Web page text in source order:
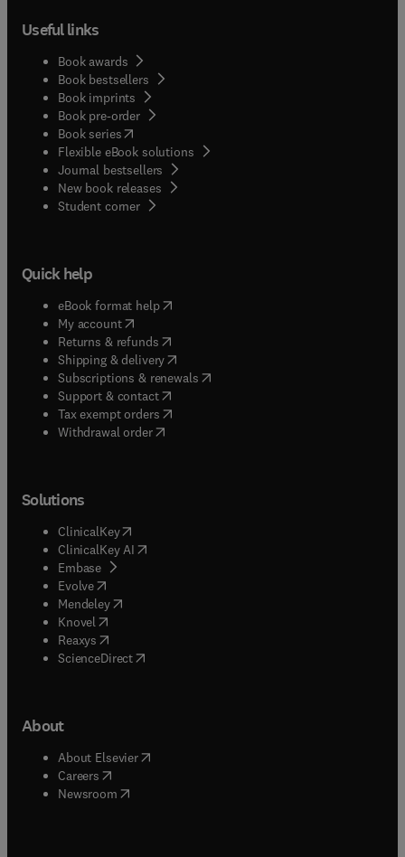
Useful links
Book awards
Book bestsellers
Book imprints
Book pre-order
Book series(opens in new tab/window
Flexible eBook solutions
Journal bestsellers
New book releases
Student corner( opens in new tab/window
Quick help
eBook format help( opens in new tab/window
My account( opens in new tab/window
Returns & refunds( opens in new tab/window
Shipping & delivery(opens in new tab/window
Subscriptions & renewals( opens in new tab/window
Support & contact( opens in new tab/window
Tax exempt orders( opens in new tab/window
Withdrawal order
Solutions
ClinicalKey(opens in new tab/window
ClinicalKey AI opens in new tab/window
Embase( opens in new tab/window
Evolve(opens in new tab/window
Mendeley( opens in new tab/window
Knovel (opens in new tab/window
Reaxys (opens in new tab/window
ScienceDirect(opens in new tab/window
About
About Elsevier( opens in new tab/window
Careers opens in new tab/window
Newsroom( opens in new tab/window